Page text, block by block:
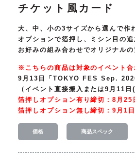
特殊仕様の本の見積もりやご相談は
シール帳台紙（セットなし単品）
チケット風カード
大、中、小の3サイズから選んで作
オプションで箔押し、ミシン目の追
お好みの組み合わせでオリジナル
※こちらの商品は対象のイベント合
9月13日「TOKYO FES Sep.
（イベント直接搬入または9月11
箔押しオプション有り締切：8月
箔押しオプション無し締切：9月1
価格 商品スペック